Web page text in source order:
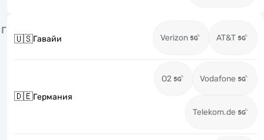
Г
🇺🇸Гавайи Verizon AT&T
🇩🇪Германия
O2 Vodafone
Telekom.de